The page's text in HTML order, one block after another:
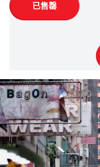
已售罄